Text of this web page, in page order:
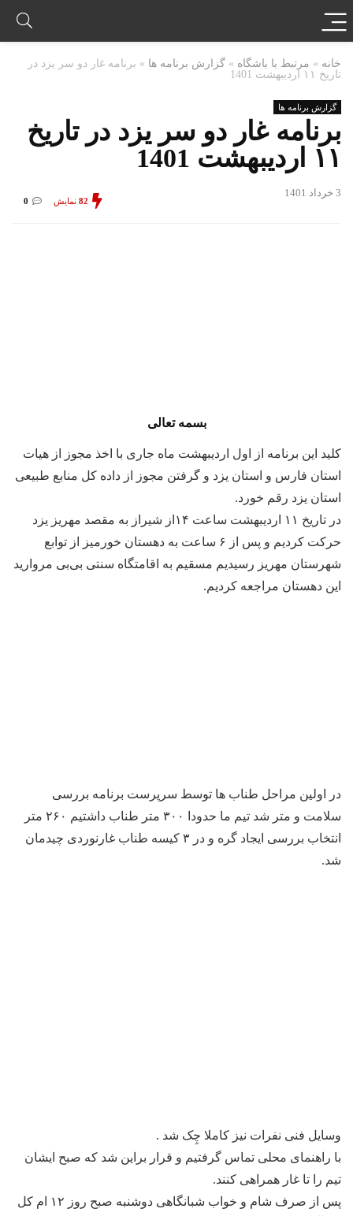
خانه » مرتبط با باشگاه » گزارش برنامه ها » برنامه غار دو سر یزد در
تاریخ ۱۱ اردیبهشت 1401
گزارش برنامه ها
برنامه غار دو سر یزد در تاریخ
۱۱ اردیبهشت 1401
3 خرداد 1401
82 نمایش 0
بسمه تعالی
کلید این برنامه از اول اردیبهشت ماه جاری با اخذ مجوز از هیات
استان فارس و استان یزد و گرفتن مجوز از داده کل منابع طبیعی
استان یزد رقم خورد.
در تاریخ ۱۱ اردیبهشت ساعت ۱۴از شیراز به مقصد مهریز یزد
حرکت کردیم و پس از ۶ ساعت به دهستان خورمیز از توابع
شهرستان مهریز رسیدیم مسقیم به اقامتگاه سنتی بی‌بی مروارید
این دهستان مراجعه کردیم.
در اولین مراحل طناب ها توسط سرپرست برنامه بررسی
سلامت و متر شد تیم ما حدودا ۳۰۰ متر طناب داشتیم ۲۶۰ متر
انتخاب بررسی ایجاد گره و در ۳ کیسه طناب غارنوردی چیدمان
شد.
وسایل فنی نفرات نیز کاملا چِک شد .
با راهنمای محلی تماس گرفتیم و قرار براین شد که صبح ایشان
تیم را تا غار همراهی کنند.
پس از صرف شام و خواب شبانگاهی دوشنبه صبح روز ۱۲ ام کل